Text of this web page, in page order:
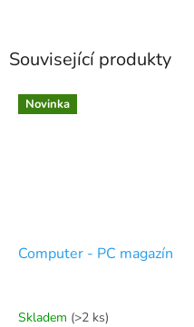
Související produkty
Novinka
Computer - PC magazín
Skladem (>2 ks)